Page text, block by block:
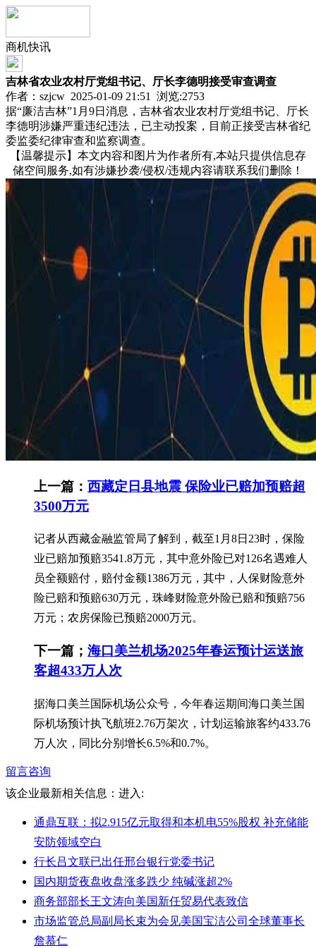
商机快讯
吉林省农业农村厅党组书记、厅长李德明接受审查调查
作者：szjcw 2025-01-09 21:51 浏览:2753
据“廉洁吉林”1月9日消息，吉林省农业农村厅党组书记、厅长
李德明涉嫌严重违纪违法，已主动投案，目前正接受吉林省纪
委监委纪律审查和监察调查。
【温馨提示】本文内容和图片为作者所有,本站只提供信息存
储空间服务,如有涉嫌抄袭/侵权/违规内容请联系我们删除！
上一篇： 西藏定日县地震 保险业已赔加预赔超
3500万元
记者从西藏金融监管局了解到，截至1月8日23时，保险
业已赔加预赔3541.8万元，其中意外险已对126名遇难人
员全额赔付，赔付金额1386万元，其中，人保财险意外
险已赔和预赔630万元，珠峰财险意外险已赔和预赔756
万元；农房保险已预赔2000万元。
下一篇； 海口美兰机场2025年春运预计运送旅
客超433万人次
据海口美兰国际机场公众号，今年春运期间海口美兰国
际机场预计执飞航班2.76万架次，计划运输旅客约433.76
万人次，同比分别增长6.5%和0.7%。
留言咨询
该企业最新相关信息： 进入:
通鼎互联：拟2.915亿元取得和本机电55%股权 补充储能
安防领域空白
行长吕文联已出任邢台银行党委书记
国内期货夜盘收盘涨多跌少 纯碱涨超2%
商务部部长王文涛向美国新任贸易代表致信
市场监管总局副局长束为会见美国宝洁公司全球董事长
詹慕仁